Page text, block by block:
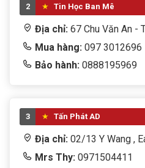
2 Tin Học Ban Mê
Địa chỉ: 67 Chu Văn An -
Mua hàng: 097 3012696
Bảo hành: 0888195969
3 Tấn Phát AD
Địa chỉ: 02/13 Y Wang ,
Mrs Thy: 0971504411